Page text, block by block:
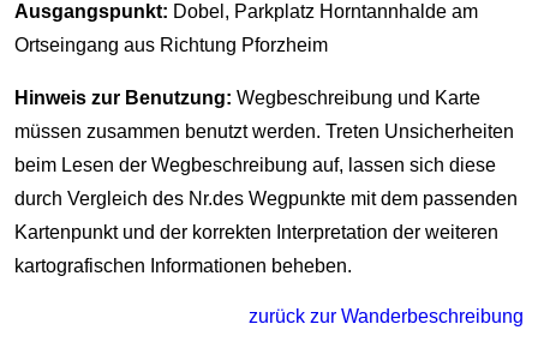
Ausgangspunkt: Dobel, Parkplatz Horntannhalde am
Ortseingang aus Richtung Pforzheim
Hinweis zur Benutzung: Wegbeschreibung und Karte
müssen zusammen benutzt werden. Treten Unsicherheiten
beim Lesen der Wegbeschreibung auf, lassen sich diese
durch Vergleich des Nr.des Wegpunkte mit dem passenden
Kartenpunkt und der korrekten Interpretation der weiteren
kartografischen Informationen beheben.
zurück zur Wanderbeschreibung